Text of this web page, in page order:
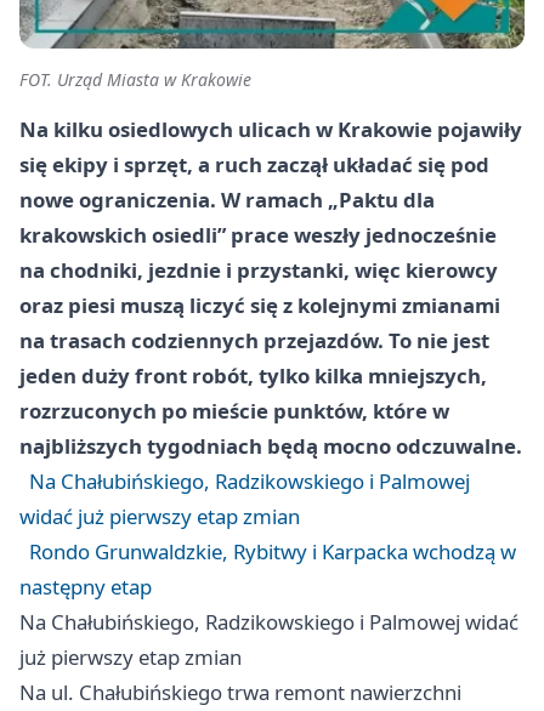
FOT. Urząd Miasta w Krakowie
Na kilku osiedlowych ulicach w Krakowie pojawiły
się ekipy i sprzęt, a ruch zaczął układać się pod
nowe ograniczenia. W ramach „Paktu dla
krakowskich osiedli” prace weszły jednocześnie
na chodniki, jezdnie i przystanki, więc kierowcy
oraz piesi muszą liczyć się z kolejnymi zmianami
na trasach codziennych przejazdów. To nie jest
jeden duży front robót, tylko kilka mniejszych,
rozrzuconych po mieście punktów, które w
najbliższych tygodniach będą mocno odczuwalne.
Na Chałubińskiego, Radzikowskiego i Palmowej
widać już pierwszy etap zmian
Rondo Grunwaldzkie, Rybitwy i Karpacka wchodzą w
następny etap
Na Chałubińskiego, Radzikowskiego i Palmowej widać
już pierwszy etap zmian
Na ul. Chałubińskiego trwa remont nawierzchni